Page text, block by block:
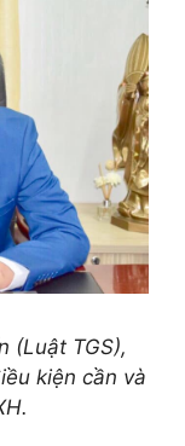
(Luật TGS),
kiện cần và